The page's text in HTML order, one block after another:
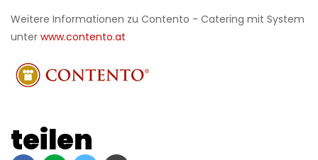
Weitere Informationen zu Contento - Catering mit System
unter www.contento.at
teilen